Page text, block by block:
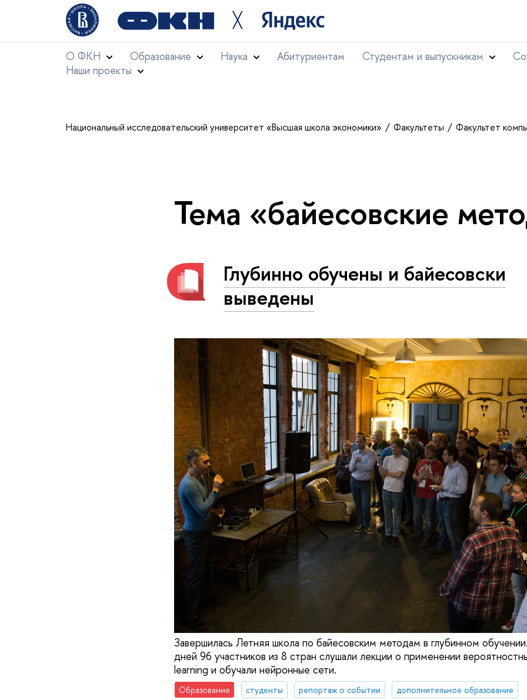
╳
О ФКН Образование Наука Абитуриентам Студентам и выпускникам
Наши проекты
Национальный исследовательский университет «Высшая школа экономики» Факультеты Факультет
Тема «байесовские
Глубинно обучены и байесовски
выведены
Завершилась Летняя школа по байесовским методам в глубинном
дней 96 участников из 8 стран слушали лекции о применении
learning и обучали нейронные сети.
Образование студенты репортаж о событии
дополнительное образование